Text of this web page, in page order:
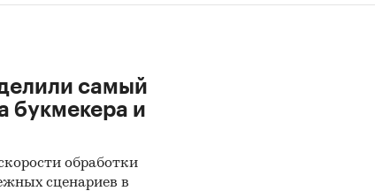
локальный маркетинг, контент-маркетинг.
для компании
самый
букмекера и
обработки
сценариев в